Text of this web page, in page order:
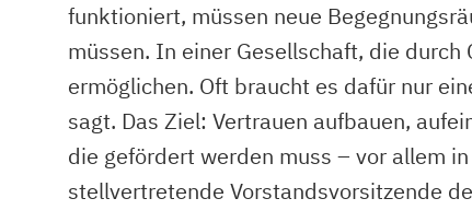
funktioniert, müssen neue
müssen. In einer Gesellschaft, die
ermöglichen. Oft braucht es dafür nur
sagt. Das Ziel: Vertrauen aufbauen,
die gefördert werden muss – vor allem
stellvertretende Vorstandsvorsitzende